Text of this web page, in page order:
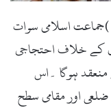
سوات ڈاٹ کام۔30اگست2017ء )جماعت اسلامی سوات
کے خلاف احتجاجی
31اگست دوپہر 2بجے منعقد ہوگا ۔اس
اور مقامی سطح